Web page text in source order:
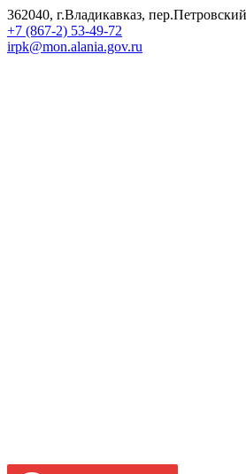
362040, г.Владикавказ,
+7 (867-2) 53-49-72
irpk@mon.alania.gov.ru